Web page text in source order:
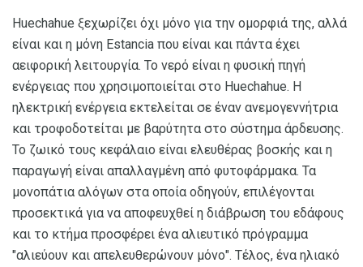
Huechahue ξεχωρίζει όχι μόνο για την ομορφιά της, αλλά
είναι και η μόνη Estancia που είναι και πάντα έχει
αειφορική λειτουργία. Το νερό είναι η φυσική πηγή
ενέργειας που χρησιμοποιείται στο Huechahue. Η
ηλεκτρική ενέργεια εκτελείται σε έναν ανεμογεννήτρια
και τροφοδοτείται με βαρύτητα στο σύστημα άρδευσης.
Το ζωικό τους κεφάλαιο είναι ελευθέρας βοσκής και η
παραγωγή είναι απαλλαγμένη από φυτοφάρμακα. Τα
μονοπάτια αλόγων στα οποία οδηγούν, επιλέγονται
προσεκτικά για να αποφευχθεί η διάβρωση του εδάφους
και το κτήμα προσφέρει ένα αλιευτικό πρόγραμμα
"αλιεύουν και απελευθερώνουν μόνο". Τέλος, ένα ηλιακό